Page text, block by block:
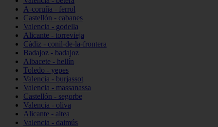
A-coruña - ferrol
Castellón - cabanes
Valencia - godella
Alicante - torrevieja
Cádiz - conil-de-la-frontera
Badajoz - badajoz
Albacete - hellín
Toledo - yepes
Valencia - burjassot
Valencia - massanassa
Castellón - segorbe
Valencia - oliva
Alicante - altea
Valencia - daimús